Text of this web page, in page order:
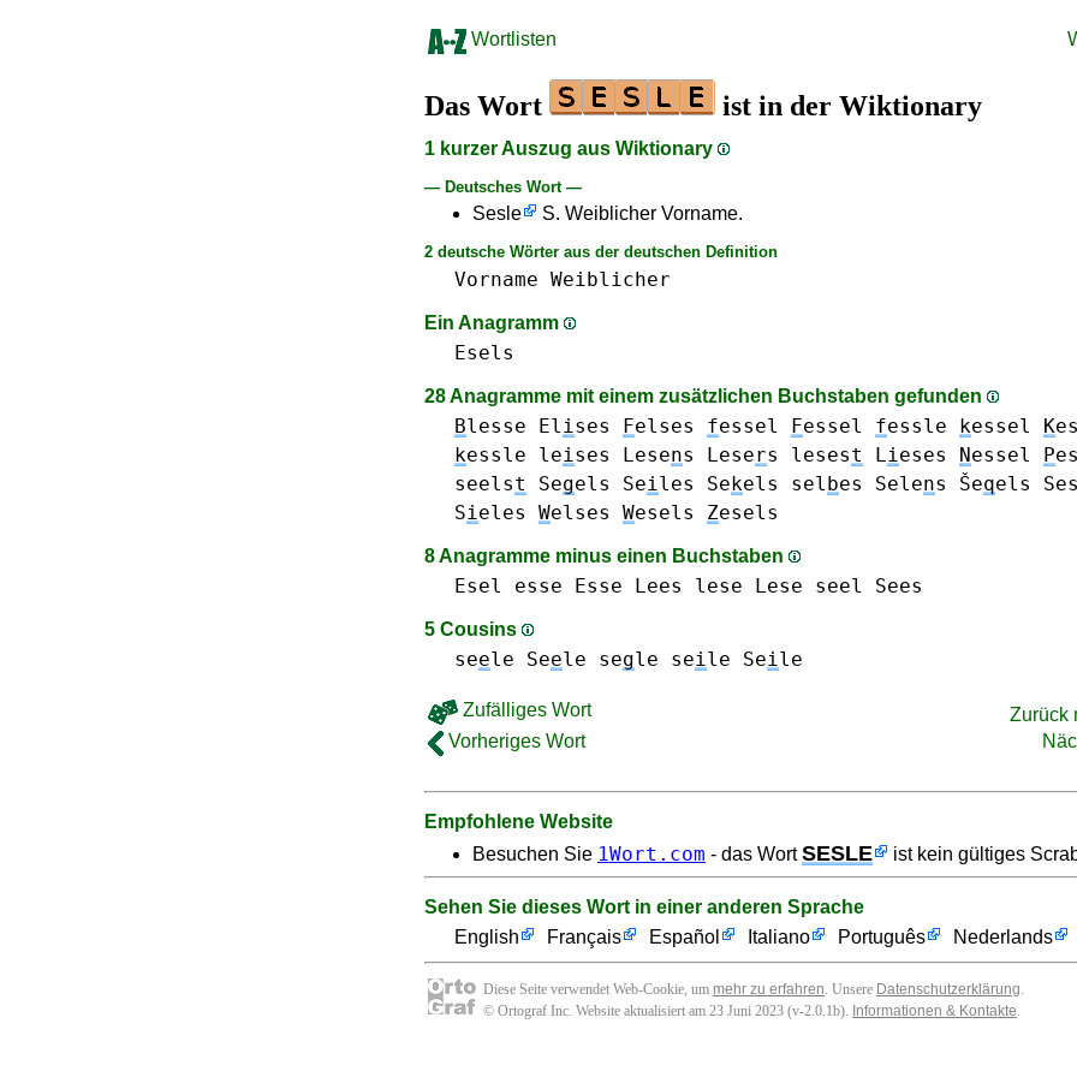
Wortlisten
Das Wort ist in der Wiktionary
1 kurzer Auszug aus Wiktionary
— Deutsches Wort —
Sesle S. Weiblicher Vorname.
2 deutsche Wörter aus der deutschen Definition
Vorname Weiblicher
Ein Anagramm
Esels
28 Anagramme mit einem zusätzlichen Buchstaben gefunden
Blesse Elises Felses fessel Fessel fessle kessel K
kessle leises Lesens Lesers lesest Lieses Nessel P
seelst Segels Seiles Sekels selbes Selens Šeqels Ses
Sieles Welses Wesels Zesels
8 Anagramme minus einen Buchstaben
Esel esse Esse Lees lese Lese seel Sees
5 Cousins
seele Seele segle seile Seile
Zufälliges Wort
Zurück
Vorheriges Wort
Empfohlene Website
Besuchen Sie 1Wort.com - das WortSESLE ist kein gültiges
Sehen Sie dieses Wort in einer anderen Sprache
English
Français Español Italiano Português Nederlands
Diese Seite verwendet Web-Cookie, um mehr zu erfahren. Unsere Datenschutzerklärung.
© Ortograf Inc. Website aktualisiert am 23 Juni 2023 (v-2.0.1b). Informationen & Kontakte.